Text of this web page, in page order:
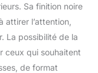
Sa finition noire
attirer l’attention,
La possibilité de la
ceux qui souhaitent
de format